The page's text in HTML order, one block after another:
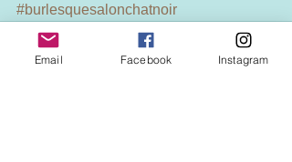
#burlesquesalonchatnoir
Email Facebook Instagram